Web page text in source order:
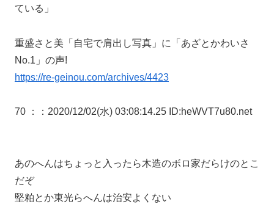
ている」
重盛さと美「自宅で肩出し写真」に「あざとかわいさ
No.1」の声!
https://re-geinou.com/archives/4423
70 ： ：2020/12/02(水) 03:08:14.25 ID:heWVT7u80.net
あのへんはちょっと入ったら木造のボロ家だらけのとこ
だぞ
堅粕とか東光らへんは治安よくない